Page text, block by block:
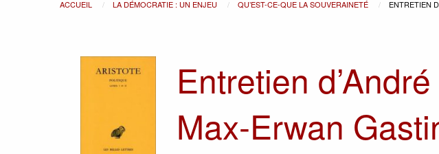
ACCUEIL LA DÉMOCRATIE : UN ENJEU QU’EST-CE-QUE LA SOUVERAINETÉ ENTRETIEN
Entretien
Max-Erwan